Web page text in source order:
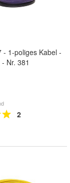
- 1-poliges Kabel -
Nr. 381
2